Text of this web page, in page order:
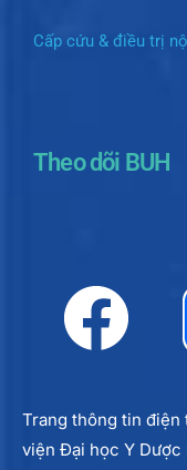
Cấp cứu & điều trị
Theo dõi BUH
Trang thông tin điện
viện Đại học Y Dược